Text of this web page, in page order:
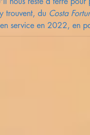
trouvent, du Costa
en service en 2022, en